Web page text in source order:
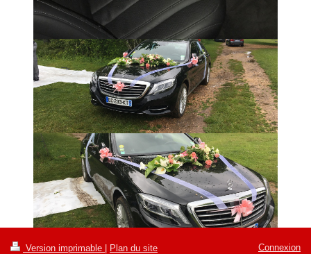
Version imprimable Plan du site Connexion